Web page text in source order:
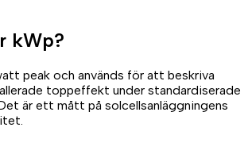
kWp?
peak och används för att beskriva
toppeffekt under standardiserade
är ett mått på solcellsanläggningens